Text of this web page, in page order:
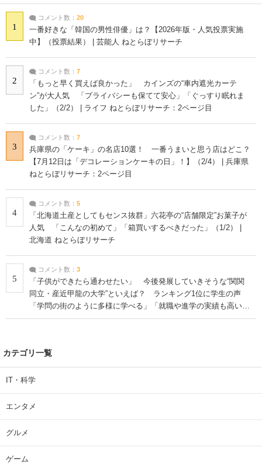
1
コメント数： 20
一番好きな「韓国の男性俳優」は？【2026年版・人気投票実施
中】（投票結果） | 芸能人 ねとらぼリサーチ
2
コメント数： 7
「もっと早く買えば良かった」 カインズの“車内遮光カーテ
ン”が大人気 「プライバシーも保てて安心」「ぐっすり眠れま
した」（2/2） | ライフ ねとらぼリサーチ：2ページ目
3
コメント数： 7
兵庫県の「ケーキ」の名店10選！ 一番うまいと思う店はどこ？
【7月12日は「デコレーションケーキの日」！】（2/4） | 兵庫県
ねとらぼリサーチ：2ページ目
4
コメント数： 5
「北海道土産としてもセンス抜群」六花亭の“店舗限定”お菓子が
人気 「こんなの初めて」「箱買いするべきだった」（1/2） |
北海道 ねとらぼリサーチ
5
コメント数： 3
「子供ができたら通わせたい」 今後発展していきそうな“関関
同立・産近甲龍の大学”といえば？ ランキング1位に学生の声
「学問の街のように多様に学べる」「就職や進学の実績も高い」
| 大学 ねとらぼリサーチ
カテゴリ一覧
IT・科学
エンタメ
グルメ
ゲーム